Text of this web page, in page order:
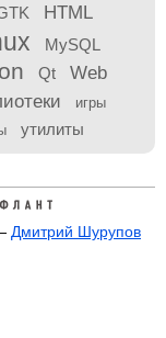
HTML
MySQL
Qt Web
игры
утилиты
Дмитрий Шурупов